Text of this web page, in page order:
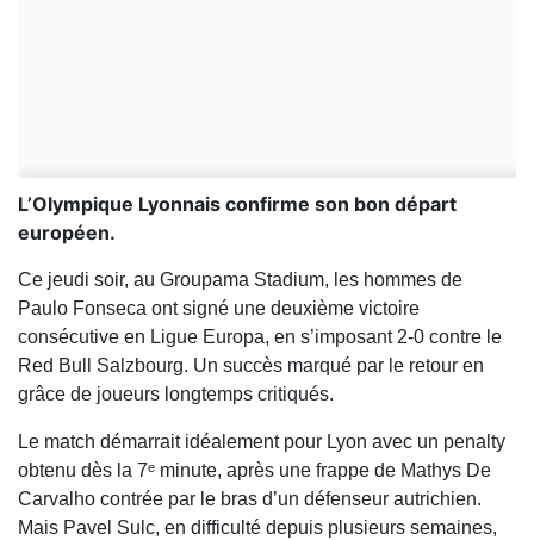
L’Olympique Lyonnais confirme son bon départ
européen.
Ce jeudi soir, au Groupama Stadium, les hommes de
Paulo Fonseca ont signé une deuxième victoire
consécutive en Ligue Europa, en s’imposant 2-0 contre le
Red Bull Salzbourg. Un succès marqué par le retour en
grâce de joueurs longtemps critiqués.
Le match démarrait idéalement pour Lyon avec un penalty
obtenu dès la 7ᵉ minute, après une frappe de Mathys De
Carvalho contrée par le bras d’un défenseur autrichien.
Mais Pavel Sulc, en difficulté depuis plusieurs semaines,